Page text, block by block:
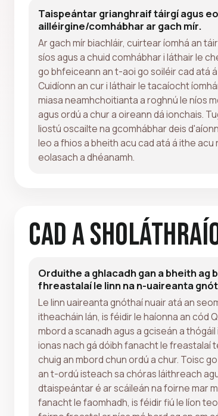
Taispeántar grianghraif táirgí agus
ailléirgine/comhábhar ar gach mír.
Ar gach mír biachláir, cuirtear íomhá an
síos agus a chuid comhábhar i láthair le
go bhfeiceann an t-aoi go soiléir cad atá
Cuidíonn an cur i láthair le tacaíocht
miasa neamhchoitianta a roghnú le níos
agus ordú a chur a oireann dá ionchais.
liostú oscailte na gcomhábhar deis
leo a fhios a bheith acu cad atá á ithe acu
eolasach a dhéanamh.
Cad a
Orduithe a ghlacadh gan a bheith ag
fhreastalaí le linn na n-uaireanta
Le linn uaireanta gnóthaí nuair atá an
itheacháin lán, is féidir le haíonna an cód
mbord a scanadh agus a gciseán a thógáil
ionas nach gá dóibh fanacht le freastalaí
chuig an mbord chun ordú a chur. Toisc
an t-ordú isteach sa chóras láithreach
dtaispeántar é ar scáileán na foirne mar
fanacht le faomhadh, is féidir fiú le líon